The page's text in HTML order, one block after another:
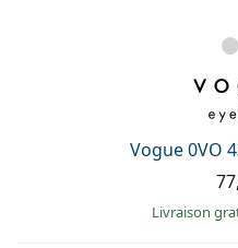
Vogue 0VO
Livraison